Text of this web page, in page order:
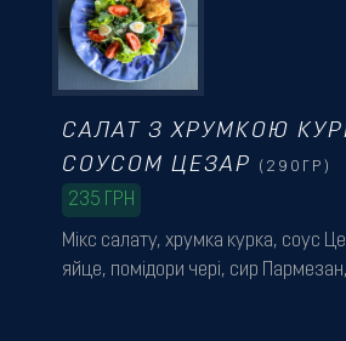
Мікс салату, хрумка курка, соус
яйце, помідори чері, сир
САЛАТ З ХРУМКОЮ
СОУСОМ ЦЕЗАР
(290ГР)
235 ГРН